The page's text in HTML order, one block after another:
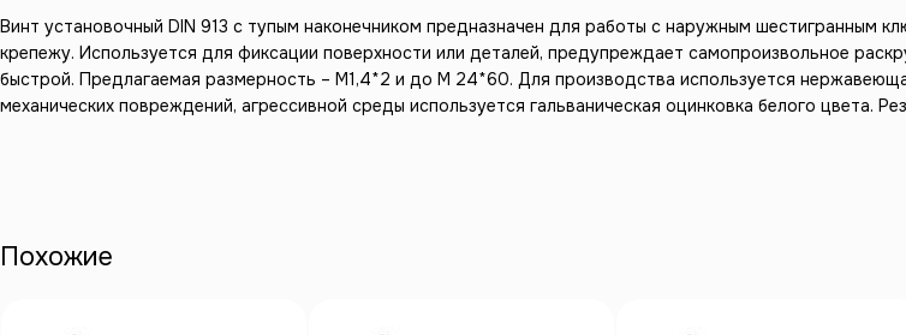
Винт установочный DIN 913 с тупым наконечником предназначен для работы с наружным шестигранным
крепежу. Используется для фиксации поверхности или деталей, предупреждает самопроизвольное
быстрой. Предлагаемая размерность – М1,4*2 и до М 24*60. Для производства используется
механических повреждений, агрессивной среды используется гальваническая оцинковка белого цвета.
Похожие